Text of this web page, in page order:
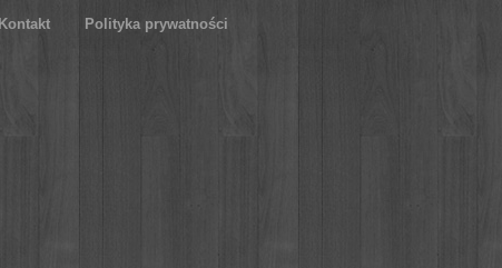
Kontakt Polityka prywatności